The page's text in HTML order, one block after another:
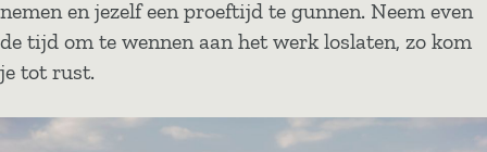
nemen en jezelf een proeftijd te gunnen. Neem even
de tijd om te wennen aan het werk loslaten, zo kom
je tot rust.